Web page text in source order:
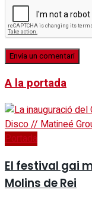
A la portada
Portada
El festival gai
Molins de Rei